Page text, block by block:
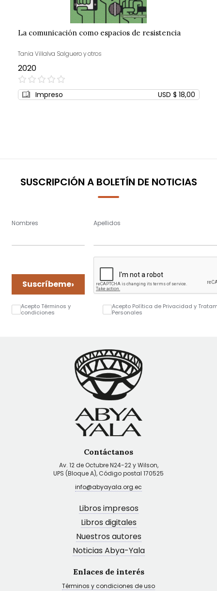
La comunicación como espacios de resistencia
Tania Villalva Salguero y otros
2020
0%
Impreso USD $ 18,00
SUSCRIPCIÓN A BOLETÍN DE NOTICIAS
Nombres Apellidos
Suscríbeme›
Acepto Términos y
condiciones
Acepto Política de Privacidad y
Personales
Contáctanos
Av. 12 de Octubre N24-22 y Wilson,
UPS (Bloque A), Código postal 170525
info@abyayala.org.ec
Libros impresos
Libros digitales
Nuestros autores
Noticias Abya-Yala
Enlaces de interés
Términos y condiciones de uso